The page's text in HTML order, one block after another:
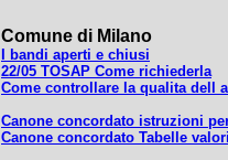
Comune di Milano
I bandi aperti e chiusi
22/05 TOSAP Come richiederla
Come controllare la qualita dell
Canone concordato istruzioni
Canone concordato Tabelle